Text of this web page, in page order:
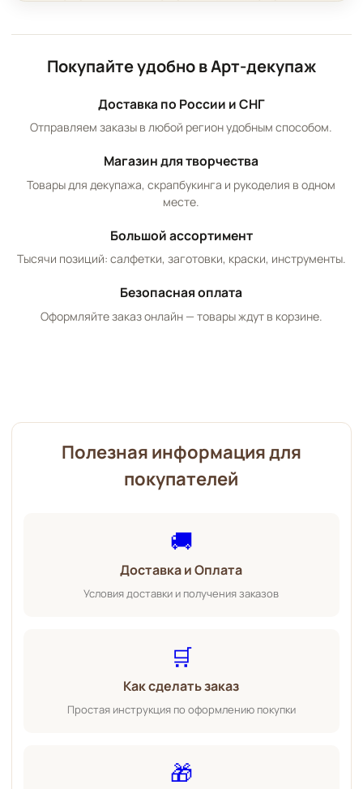
Покупайте удобно в Арт-декупаж
Доставка по России и СНГ
Отправляем заказы в любой регион удобным способом.
Магазин для творчества
Товары для декупажа, скрапбукинга и рукоделия в одном
месте.
Большой ассортимент
Тысячи позиций: салфетки, заготовки, краски, инструменты.
Безопасная оплата
Оформляйте заказ онлайн — товары ждут в корзине.
Полезная информация для
покупателей
🚚
Доставка и Оплата
Условия доставки и получения заказов
🛒
Как сделать заказ
Простая инструкция по оформлению покупки
🎁